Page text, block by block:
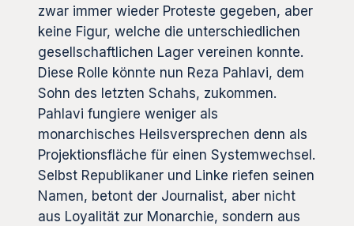
zwar immer wieder Proteste gegeben, aber
keine Figur, welche die unterschiedlichen
gesellschaftlichen Lager vereinen konnte.
Diese Rolle könnte nun Reza Pahlavi, dem
Sohn des letzten Schahs, zukommen.
Pahlavi fungiere weniger als
monarchisches Heilsversprechen denn als
Projektionsfläche für einen Systemwechsel.
Selbst Republikaner und Linke riefen seinen
Namen, betont der Journalist, aber nicht
aus Loyalität zur Monarchie, sondern aus